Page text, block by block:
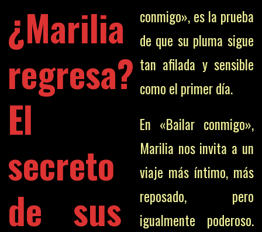
¿Marilia
regresa?
El
secreto
de sus
conmigo», es la prueba
de que su pluma sigue
tan afilada y sensible
como el primer día.
En «Bailar conmigo»,
Marilia nos invita a un
viaje más íntimo, más
reposado, pero
igualmente poderoso.